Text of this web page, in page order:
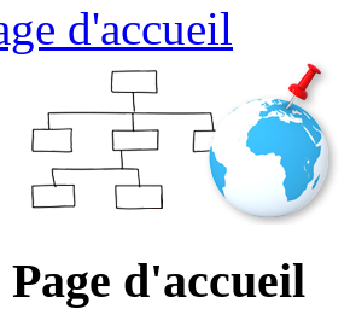
d'accueil
Page d'accueil